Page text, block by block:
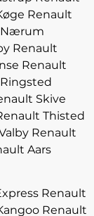
Renault
Nærum
Renault
Renault
Skive
Thisted
Renault
Aars
Renault
Renault